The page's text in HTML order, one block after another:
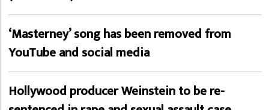
‘Masterney’ song has been removed from
YouTube and social media
Hollywood producer Weinstein to be re-